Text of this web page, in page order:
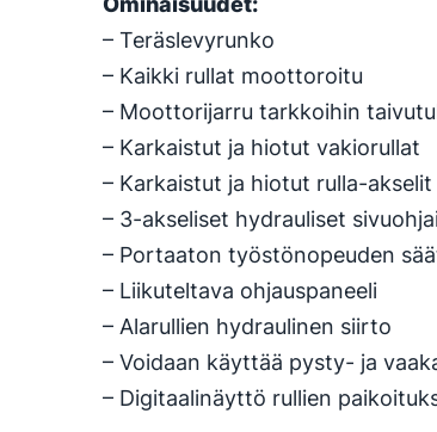
– Teräslevyrunko
– Kaikki rullat moottoroitu
– Moottorijarru tarkkoihin
– Karkaistut ja hiotut vakiorullat
– Karkaistut ja hiotut rulla-akselit
– 3-akseliset hydrauliset
– Portaaton työstönopeuden
– Liikuteltava ohjauspaneeli
– Alarullien hydraulinen siirto
– Voidaan käyttää pysty- ja
– Digitaalinäyttö rullien